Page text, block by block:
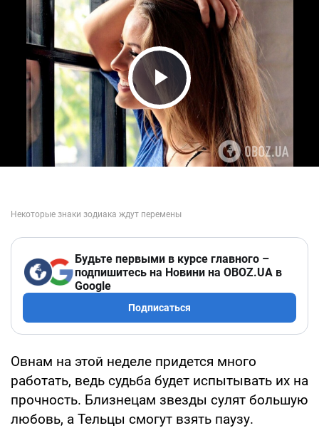
Play Video
Будьте первыми в курсе главного –
подпишитесь на Новини на OBOZ.UA в
Google
Подписаться
Овнам на этой неделе придется много
работать, ведь судьба будет испытывать их на
прочность. Близнецам звезды сулят большую
любовь, а Тельцы смогут взять паузу.